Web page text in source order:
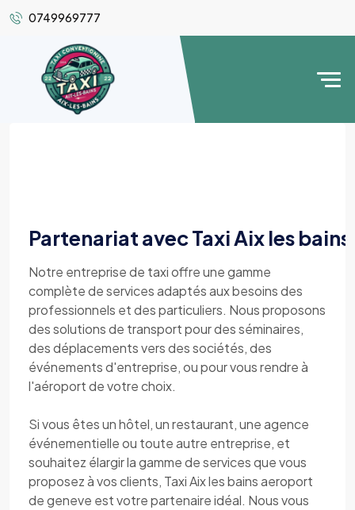
0749969777
Partenariat avec Taxi Aix les
Notre entreprise de taxi offre une gamme
complète de services adaptés aux besoins des
professionnels et des particuliers. Nous proposons
des solutions de transport pour des séminaires,
des déplacements vers des sociétés, des
événements d'entreprise, ou pour vous rendre à
l'aéroport de votre choix.
Si vous êtes un hôtel, un restaurant, une agence
événementielle ou toute autre entreprise, et
souhaitez élargir la gamme de services que vous
proposez à vos clients, Taxi Aix les bains aeroport
de geneve est votre partenaire idéal. Nous vous